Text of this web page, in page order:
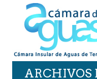
ARCHIVOS